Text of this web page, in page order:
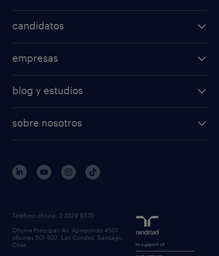
candidatos
empresas
blog y estudios
sobre nosotros
Teléfono oficina: 2 3329 9370
Oficina Principal: Av. Apoquindo 4501
oficinas 501-502, Las Condes, Santiago,
Chile.